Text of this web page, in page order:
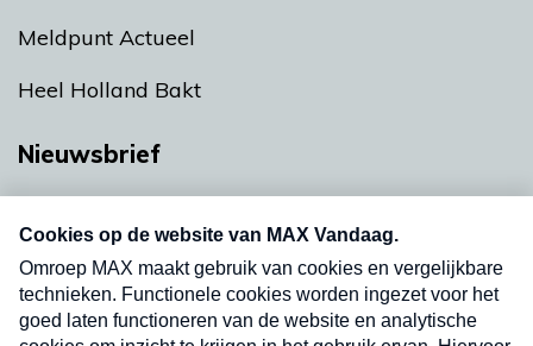
Meldpunt Actueel
Heel Holland Bakt
Nieuwsbrief
nieuwsbrief. Elke vrijdag- en dinsdagochtend in
uw mailbox.
Verzend